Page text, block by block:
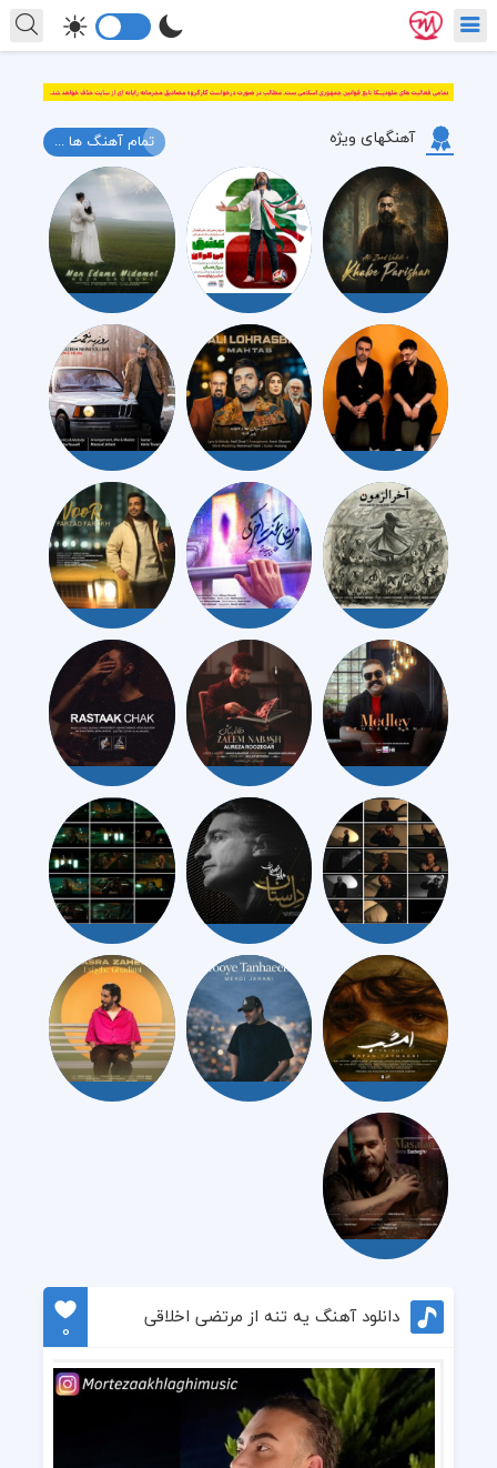
آهنگهای ویژه تمام آهنگ ها ...
دانلود آهنگ یه تنه از مرتضی اخلاقی
0